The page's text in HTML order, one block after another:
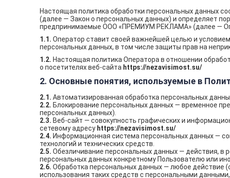
Настоящая политика обработки персональных данных
(далее — Закон о персональных данных) и определяет
предпринимаемые ООО «ПРЕМИУМ РЕКЛАМА» (далее —
1.1. Оператор ставит своей важнейшей целью и
персональных данных, в том числе защиты прав на
1.2. Настоящая политика Оператора в отношении
о посетителях веб-сайта https://nezavisimost.su/
2. Основные понятия, используемые в
2.1. Автоматизированная обработка персональных
2.2. Блокирование персональных данных — временное
персональных данных).
2.3. Веб-сайт — совокупность графических и
сетевому адресу https://nezavisimost.su/
2.4. Информационная система персональных данных —
технологий и технических средств.
2.5. Обезличивание персональных данных — действия, в
персональных данных конкретному Пользователю или
2.6. Обработка персональных данных — любое действие
использования таких средств с персональными